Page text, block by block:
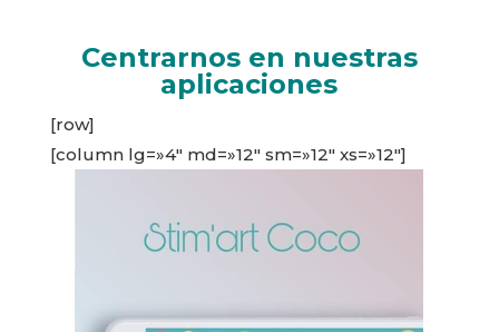
Centrarnos en nuestras
aplicaciones
[row]
[column lg=»4″ md=»12″ sm=»12″ xs=»12″]